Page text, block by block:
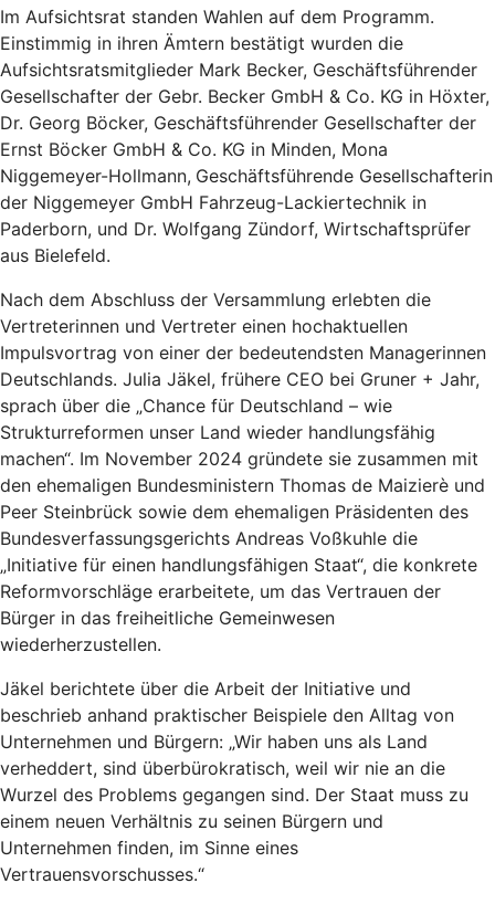
Im Aufsichtsrat standen Wahlen auf dem Programm.
Einstimmig in ihren Ämtern bestätigt wurden die
Aufsichtsratsmitglieder Mark Becker, Geschäftsführender
Gesellschafter der Gebr. Becker GmbH & Co. KG in Höxter,
Dr. Georg Böcker, Geschäftsführender Gesellschafter der
Ernst Böcker GmbH & Co. KG in Minden, Mona
Niggemeyer-Hollmann, Geschäftsführende Gesellschafterin
der Niggemeyer GmbH Fahrzeug-Lackiertechnik in
Paderborn, und Dr. Wolfgang Zündorf, Wirtschaftsprüfer
aus Bielefeld.
Nach dem Abschluss der Versammlung erlebten die
Vertreterinnen und Vertreter einen hochaktuellen
Impulsvortrag von einer der bedeutendsten Managerinnen
Deutschlands. Julia Jäkel, frühere CEO bei Gruner + Jahr,
sprach über die „Chance für Deutschland – wie
Strukturreformen unser Land wieder handlungsfähig
machen“. Im November 2024 gründete sie zusammen mit
den ehemaligen Bundesministern Thomas de Maizierè und
Peer Steinbrück sowie dem ehemaligen Präsidenten des
Bundesverfassungsgerichts Andreas Voßkuhle die
„Initiative für einen handlungsfähigen Staat“, die konkrete
Reformvorschläge erarbeitete, um das Vertrauen der
Bürger in das freiheitliche Gemeinwesen
wiederherzustellen.
Jäkel berichtete über die Arbeit der Initiative und
beschrieb anhand praktischer Beispiele den Alltag von
Unternehmen und Bürgern: „Wir haben uns als Land
verheddert, sind überbürokratisch, weil wir nie an die
Wurzel des Problems gegangen sind. Der Staat muss zu
einem neuen Verhältnis zu seinen Bürgern und
Unternehmen finden, im Sinne eines
Vertrauensvorschusses.“